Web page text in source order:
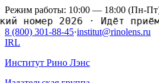
Режим работы: 10:00 — 18:00 (Пн-
2026·Идёт приём
8 (800) 301-88-45·institut@rinolens.ru
IRL
Институт Рино Лэнс